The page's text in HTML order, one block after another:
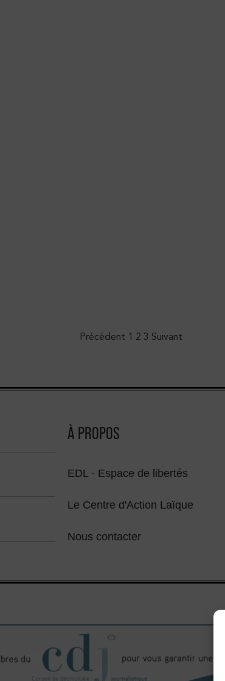
Précédent 1 2 3 Suivant
À PROPOS
EDL · Espace de libertés
Le Centre d'Action Laïque
Nous contacter